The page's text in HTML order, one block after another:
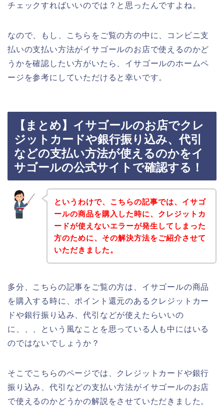
チェックすればいいのでは？と思ったんですよね。
なので、もし、こちらをご覧の方の中に、コンビニ支
払いの支払い方法がイサゴールのお店で使えるのかど
うかを確認したい方がいたら、イサゴールのホームペ
ージを参考にしていただけると幸いです。
【まとめ】イサゴールのお店でクレ
ジットカードや銀行振り込み、代引
などの支払い方法が使えるのかをイ
サゴールの公式サイトで確認する！
というわけで、こちらの記事では、イサゴ
ールの商品を購入した時に、クレジットカ
ードが使えないエラーが発生してしまった
方のために、その解決方法をご紹介させて
いただきました。
多分、こちらの記事をご覧の方は、イサゴールの商品
を購入する時に、ポイント還元のあるクレジットカー
ドや銀行振り込み、代引などが使えたらいいの
に、、、という風なことを思っている人も中にはいる
のではないでしょうか？
そこでこちらのページでは、クレジットカードや銀行
振り込み、代引などの支払い方法がイサゴールのお店
で使えるのかどうかの解説をさせていただきました。